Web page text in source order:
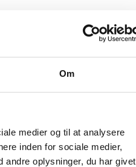
Om
medier og til at analysere
inden for sociale medier,
andre oplysninger, du har givet